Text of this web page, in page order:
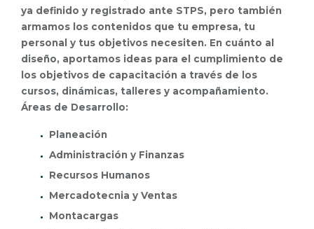
ya definido y registrado ante STPS, pero también
armamos los contenidos que tu empresa, tu
personal y tus objetivos necesiten. En cuánto al
diseño, aportamos ideas para el cumplimiento de
los objetivos de capacitación a través de los
cursos, dinámicas, talleres y acompañamiento.
Áreas de Desarrollo:
Planeación
Administración y Finanzas
Recursos Humanos
Mercadotecnia y Ventas
Montacargas